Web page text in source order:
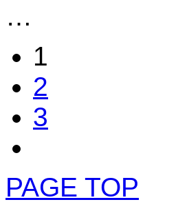
…
1
2
3
PAGE TOP